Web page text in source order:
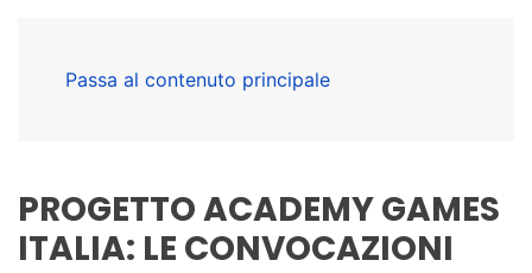
Passa al contenuto principale
PROGETTO ACADEMY GAMES
ITALIA: LE CONVOCAZIONI